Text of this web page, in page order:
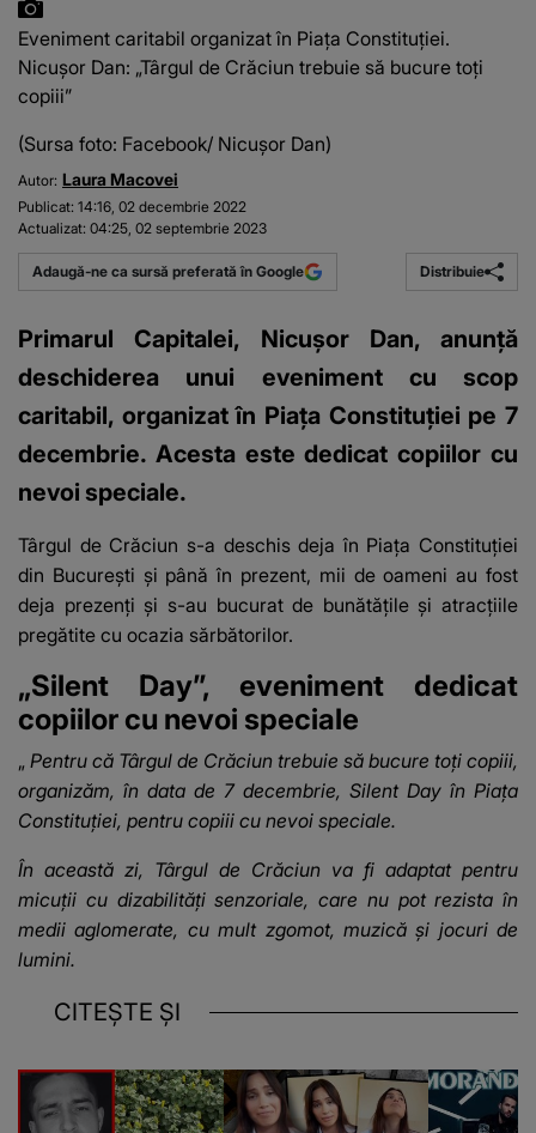
Eveniment caritabil organizat în Piața Constituției.
Nicușor Dan: „Târgul de Crăciun trebuie să bucure toți
copiii”
(Sursa foto: Facebook/ Nicușor Dan)
Autor: Laura Macovei
Publicat: 14:16, 02 decembrie 2022
Actualizat: 04:25, 02 septembrie 2023
Adaugă-ne ca sursă preferată în Google Distribuie
Primarul Capitalei, Nicușor Dan, anunță
deschiderea unui eveniment cu scop
caritabil, organizat în Piața Constituției pe 7
decembrie. Acesta este dedicat copiilor cu
nevoi speciale.
Târgul de Crăciun s-a deschis deja în Piața Constituției
din București și până în prezent, mii de oameni au fost
deja prezenți și s-au bucurat de bunătățile și atracțiile
pregătite cu ocazia sărbătorilor.
„Silent Day”, eveniment dedicat
copiilor cu nevoi speciale
„ Pentru că Târgul de Crăciun trebuie să bucure toți copiii,
organizăm, în data de 7 decembrie, Silent Day în Piața
Constituției, pentru copiii cu nevoi speciale.
În această zi, Târgul de Crăciun va fi adaptat pentru
micuții cu dizabilități senzoriale, care nu pot rezista în
medii aglomerate, cu mult zgomot, muzică și jocuri de
lumini.
CITEȘTE ȘI